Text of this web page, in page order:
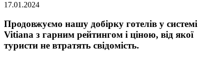
17.01.2024
Продовжуємо нашу добірку готелів у системі
Vitiana з гарним рейтингом і ціною, від якої
туристи не втратять свідомість.